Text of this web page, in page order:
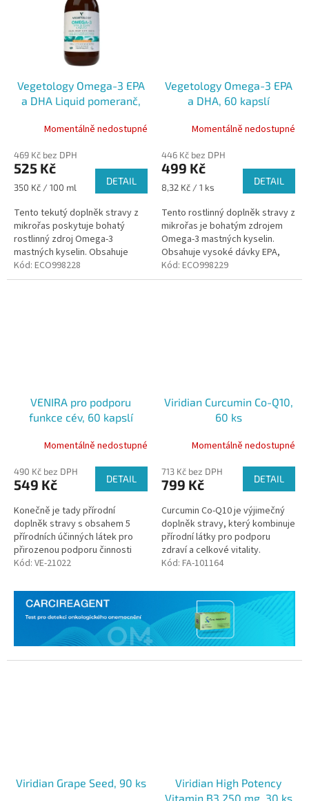
Vegetology Omega-3 EPA
a DHA Liquid pomeranč,
Momentálně nedostupné
469 Kč bez DPH
525 Kč
Měrná
350 Kč / 100 ml
DETAIL
Tento tekutý doplněk stravy z
mikrořas poskytuje bohatý
rostlinný zdroj Omega-3
mastných kyselin. Obsahuje
vysoké dávky EPA (300 mg) a
DHA (500 mg) v kombinaci s DPA
Kód: ECO998228
Vegetology Omega-3 EPA
a DHA, 60 kapslí
Momentálně nedostupné
446 Kč bez DPH
499 Kč
Měrná
8,32 Kč / 1 ks
DETAIL
Tento rostlinný doplněk stravy z
mikrořas je bohatým zdrojem
Omega-3 mastných kyselin.
Obsahuje vysoké dávky EPA,
DHA, DPA a vitamínu D, které
jsou klíčové pro zdraví srdce,...
Kód: ECO998229
VENIRA pro podporu
funkce cév, 60 kapslí
Momentálně nedostupné
490 Kč bez DPH
549 Kč DETAIL
Konečně je tady přírodní
doplněk stravy s obsahem 5
přírodních účinných látek pro
přirozenou podporu činnosti
cévní soustavy. Unikátní složení
hesperidinu a...
Kód: VE-21022
Viridian Curcumin Co-Q10,
60 ks
Momentálně nedostupné
713 Kč bez DPH
799 Kč DETAIL
Curcumin Co-Q10 je výjimečný
doplněk stravy, který kombinuje
přírodní látky pro podporu
zdraví a celkové vitality.
Kód: FA-101164
Viridian Grape Seed, 90 ks
Viridian High Potency
Vitamin B3 250 mg, 30 ks